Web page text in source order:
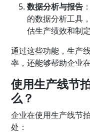
数据分析与报告
的数据分析工具
估生产绩效和制
通过这些功能，生产
率，还能够帮助企业
使用生产线节
么？
企业在使用生产线节
处：